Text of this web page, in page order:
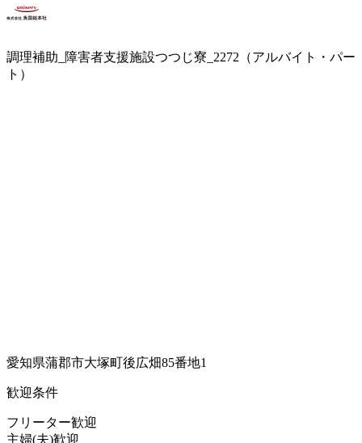
調理補助_障害者支援施設つつじ寮_2272（アルバイト・パー
ト）
愛知県蒲郡市大塚町後広畑85番地1
歓迎条件
フリーター歓迎
主婦(夫)歓迎